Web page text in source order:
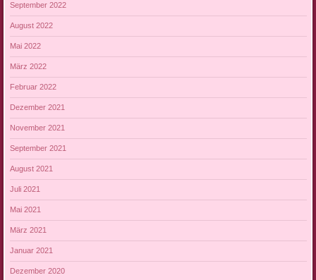
September 2022
August 2022
Mai 2022
März 2022
Februar 2022
Dezember 2021
November 2021
September 2021
August 2021
Juli 2021
Mai 2021
März 2021
Januar 2021
Dezember 2020